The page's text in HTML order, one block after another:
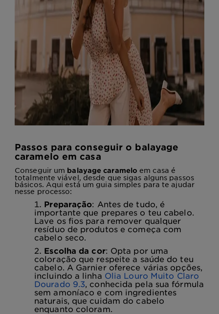
Passos para conseguir o balayage
caramelo em casa
Conseguir um balayage caramelo em casa é
totalmente viável, desde que sigas alguns passos
básicos. Aqui está um guia simples para te ajudar
nesse processo:
Preparação: Antes de tudo, é
importante que prepares o teu cabelo.
Lave os fios para remover qualquer
resíduo de produtos e começa com
cabelo seco.
Escolha da cor: Opta por uma
coloração que respeite a saúde do teu
cabelo. A Garnier oferece várias opções,
incluindo a linha Olia Louro Muito Claro
Dourado 9.3 , conhecida pela sua fórmula
sem amoníaco e com ingredientes
naturais, que cuidam do cabelo
enquanto coloram.